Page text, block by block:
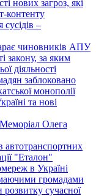
нових загроз, які
контенту
–
чиновників АПУ
закону, за яким
діяльності
заблоковано
монополії
та нові
Олега
автотранспортних
"Еталон"
в Україні
громадами
сучасної